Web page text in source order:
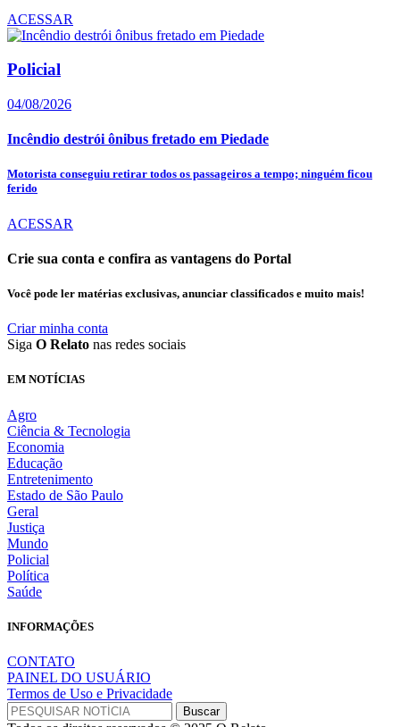
ACESSAR
Policial
04/08/2026
Incêndio destrói ônibus fretado em Piedade
Motorista conseguiu retirar todos os passageiros a tempo; ninguém ficou
ferido
ACESSAR
Crie sua conta e confira as vantagens do Portal
Você pode ler matérias exclusivas, anunciar classificados e muito mais!
Criar minha conta
Siga O Relato nas redes sociais
EM NOTÍCIAS
Agro
Ciência & Tecnologia
Economia
Educação
Entretenimento
Estado de São Paulo
Geral
Justiça
Mundo
Policial
Política
Saúde
INFORMAÇÕES
CONTATO
PAINEL DO USUÁRIO
Termos de Uso e Privacidade